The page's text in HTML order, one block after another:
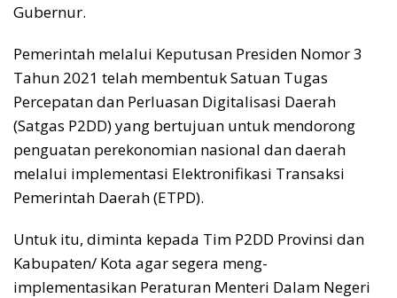
Gubernur.
Pemerintah melalui Keputusan Presiden Nomor 3
Tahun 2021 telah membentuk Satuan Tugas
Percepatan dan Perluasan Digitalisasi Daerah
(Satgas P2DD) yang bertujuan untuk mendorong
penguatan perekonomian nasional dan daerah
melalui implementasi Elektronifikasi Transaksi
Pemerintah Daerah (ETPD).
Untuk itu, diminta kepada Tim P2DD Provinsi dan
Kabupaten/ Kota agar segera meng-
implementasikan Peraturan Menteri Dalam Negeri